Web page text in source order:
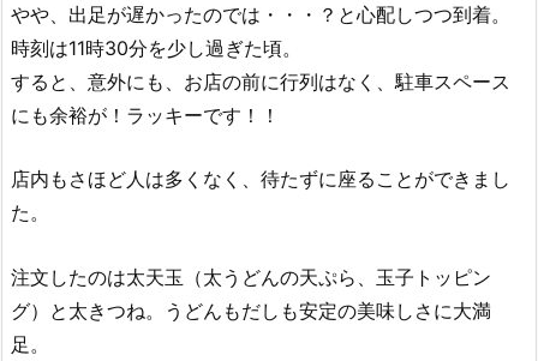
やや、出足が遅かったのでは・・・？と心配しつつ到着。
時刻は11時30分を少し過ぎた頃。
すると、意外にも、お店の前に行列はなく、駐車スペース
にも余裕が！ラッキーです！！
店内もさほど人は多くなく、待たずに座ることができまし
た。
注文したのは太天玉（太うどんの天ぷら、玉子トッピン
グ）と太きつね。うどんもだしも安定の美味しさに大満
足。